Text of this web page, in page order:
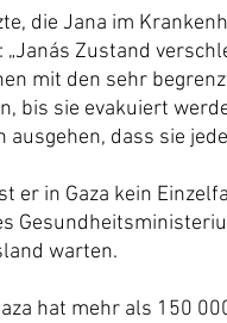
die Jana im
„Janás Zustand
mit den sehr
bis sie evakuiert
dass sie
er in Gaza kein
warten.
hat mehr als 150